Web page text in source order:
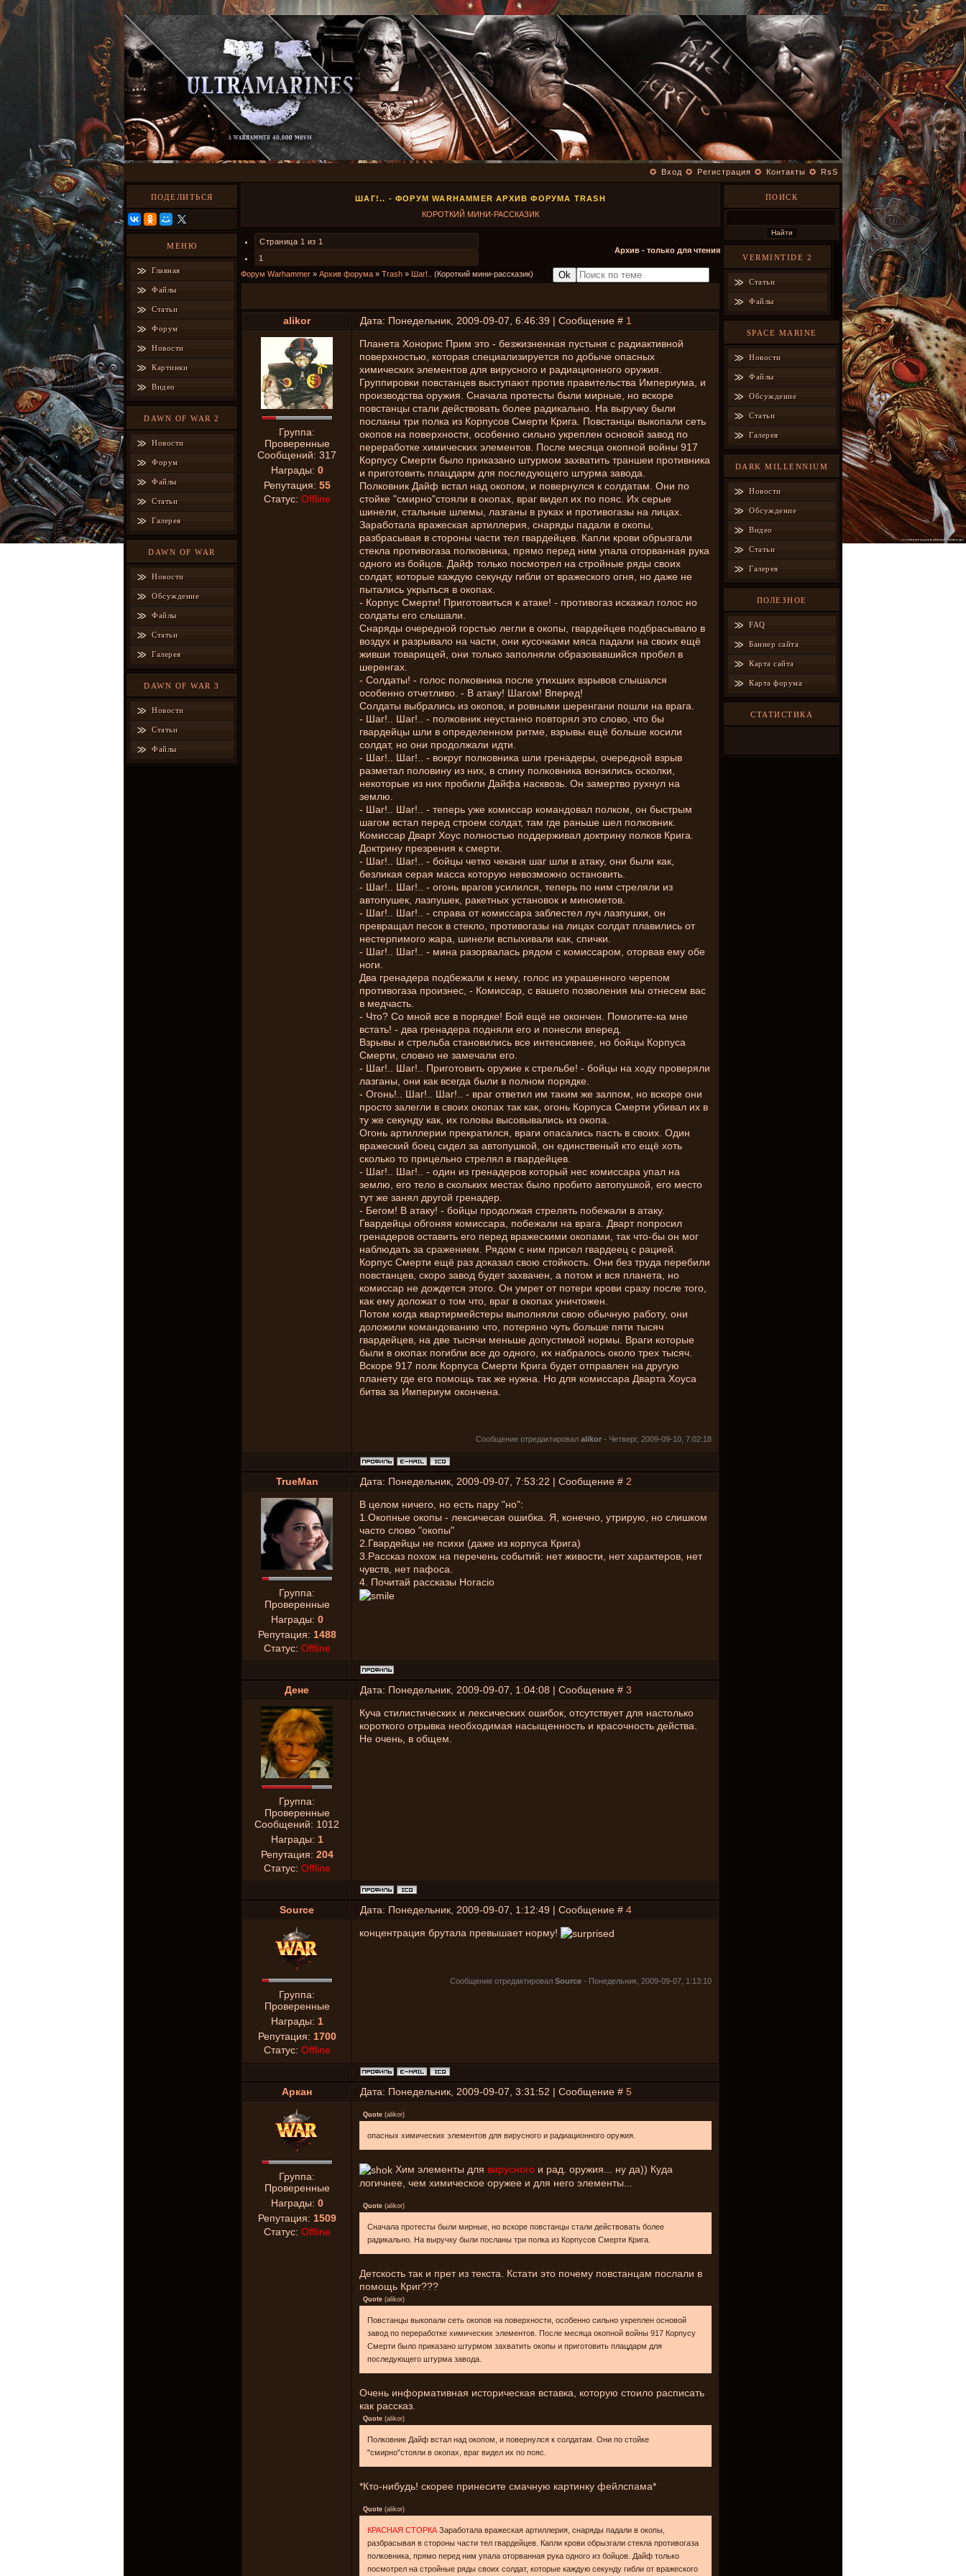
✪ Вход ✪ Регистрация ✪ Контакты ✪ RsS
ПОДЕЛИТЬСЯ
МЕНЮ
Главная
Файлы
Статьи
Форум
Новости
Картинки
Видео
DAWN OF WAR 2
Новости
Форум
Файлы
Статьи
Галерея
DAWN OF WAR
Новости
Обсуждение
Файлы
Статьи
Галерея
DAWN OF WAR 3
Новости
Статьи
Файлы
ШАГ!.. - ФОРУМ WARHAMMER АРХИВ ФОРУМА TRASH
КОРОТКИЙ МИНИ-РАССКАЗИК
Страница 1 из 1
1
Архив - только для чтения
Форум Warhammer » Архив форума » Trash » Шаг!.. (Короткий мини-рассказик)
alikor Дата: Понедельник, 2009-09-07, 6:46:39 | Сообщение # 1
Группа:
Проверенные
Сообщений: 317
Награды: 0
Репутация: 55
Статус: Offline
Планета Хонорис Прим это - безжизненная пустыня с радиактивной
поверхностью, которая специализируется по добыче опасных
химических элементов для вирусного и радиационного оружия.
Группировки повстанцев выступают против правительства Империума, и
производства оружия. Сначала протесты были мирные, но вскоре
повстанцы стали действовать более радикально. На выручку были
посланы три полка из Корпусов Смерти Крига. Повстанцы выкопали сеть
окопов на поверхности, особенно сильно укреплен основой завод по
переработке химических элементов. После месяца окопной войны 917
Корпусу Смерти было приказано штурмом захватить траншеи противника
и приготовить плацдарм для последующего штурма завода.
Полковник Дайф встал над окопом, и повернулся к солдатам. Они по
стойке "смирно"стояли в окопах, враг видел их по пояс. Их серые
шинели, стальные шлемы, лазганы в руках и противогазы на лицах.
Заработала вражеская артиллерия, снаряды падали в окопы,
разбрасывая в стороны части тел гвардейцев. Капли крови обрызгали
стекла противогаза полковника, прямо перед ним упала оторванная рука
одного из бойцов. Дайф только посмотрел на стройные ряды своих
солдат, которые каждую секунду гибли от вражеского огня, но даже не
пытались укрыться в окопах.
- Корпус Смерти! Приготовиться к атаке! - противогаз искажал голос но
солдаты его слышали.
Снаряды очередной горстью легли в окопы, гвардейцев подбрасывало в
воздух и разрывало на части, они кусочками мяса падали на своих ещё
живши товарищей, они только заполняли образовавшийся пробел в
шеренгах.
- Солдаты! - голос полковника после утихших взрывов слышался
особенно отчетливо. - В атаку! Шагом! Вперед!
Солдаты выбрались из окопов, и ровными шеренгани пошли на врага.
- Шаг!.. Шаг!.. - полковник неустанно повторял это слово, что бы
гвардейцы шли в определенном ритме, взрывы ещё больше косили
солдат, но они продолжали идти.
- Шаг!.. Шаг!.. - вокруг полковника шли гренадеры, очередной взрыв
разметал половину из них, в спину полковника вонзились осколки,
некоторые из них пробили Дайфа насквозь. Он замертво рухнул на
землю.
- Шаг!.. Шаг!.. - теперь уже комиссар командовал полком, он быстрым
шагом встал перед строем солдат, там где раньше шел полковник.
Комиссар Дварт Хоус полностью поддерживал доктрину полков Крига.
Доктрину презрения к смерти.
- Шаг!.. Шаг!.. - бойцы четко чеканя шаг шли в атаку, они были как,
безликая серая масса которую невозможно остановить.
- Шаг!.. Шаг!.. - огонь врагов усилился, теперь по ним стреляли из
автопушек, лазпушек, ракетных установок и минометов.
- Шаг!.. Шаг!.. - справа от комиссара заблестел луч лазпушки, он
превращал песок в стекло, противогазы на лицах солдат плавились от
нестерпимого жара, шинели вспыхивали как, спички.
- Шаг!.. Шаг!.. - мина разорвалась рядом с комиссаром, оторвав ему обе
ноги.
Два гренадера подбежали к нему, голос из украшенного черепом
противогаза произнес, - Комиссар, с вашего позволения мы отнесем вас
в медчасть.
- Что? Со мной все в порядке! Бой ещё не окончен. Помогите-ка мне
встать! - два гренадера подняли его и понесли вперед.
Взрывы и стрельба становились все интенсивнее, но бойцы Корпуса
Смерти, словно не замечали его.
- Шаг!.. Шаг!.. Приготовить оружие к стрельбе! - бойцы на ходу проверяли
лазганы, они как всегда были в полном порядке.
- Огонь!.. Шаг!.. Шаг!.. - враг ответил им таким же залпом, но вскоре они
просто залегли в своих окопах так как, огонь Корпуса Смерти убивал их в
ту же секунду как, их головы высовывались из окопа.
Огонь артиллерии прекратился, враги опасались пасть в своих. Один
вражеский боец сидел за автопушкой, он единственый кто ещё хоть
сколько то прицельно стрелял в гвардейцев.
- Шаг!.. Шаг!.. - один из гренадеров который нес комиссара упал на
землю, его тело в скольких местах было пробито автопушкой, его место
тут же занял другой гренадер.
- Бегом! В атаку! - бойцы продолжая стрелять побежали в атаку.
Гвардейцы обгоняя комиссара, побежали на врага. Дварт попросил
гренадеров оставить его перед вражескими окопами, так что-бы он мог
наблюдать за сражением. Рядом с ним присел гвардеец с рацией.
Корпус Смерти ещё раз доказал свою стойкость. Они без труда перебили
повстанцев, скоро завод будет захвачен, а потом и вся планета, но
комиссар не дождется этого. Он умрет от потери крови сразу после того,
как ему доложат о том что, враг в окопах уничтожен.
Потом когда квартирмейстеры выполняли свою обычную работу, они
доложили командованию что, потеряно чуть больше пяти тысяч
гвардейцев, на две тысячи меньше допустимой нормы. Враги которые
были в окопах погибли все до одного, их набралось около трех тысяч.
Вскоре 917 полк Корпуса Смерти Крига будет отправлен на другую
планету где его помощь так же нужна. Но для комиссара Дварта Хоуса
битва за Империум окончена.
Сообщение отредактировал alikor - Четверг, 2009-09-10, 7:02:18
TrueMan Дата: Понедельник, 2009-09-07, 7:53:22 | Сообщение # 2
Группа:
Проверенные
Награды: 0
Репутация: 1488
Статус: Offline
В целом ничего, но есть пару "но":
1.Окопные окопы - лексичесая ошибка. Я, конечно, утрирую, но слишком
часто слово "окопы"
2.Гвардейцы не психи (даже из корпуса Крига)
3.Рассказ похож на перечень событий: нет живости, нет характеров, нет
чувств, нет пафоса.
4. Почитай рассказы Horacio
Дене Дата: Понедельник, 2009-09-07, 1:04:08 | Сообщение # 3
Группа:
Проверенные
Сообщений: 1012
Награды: 1
Репутация: 204
Статус: Offline
Куча стилистических и лексических ошибок, отсутствует для настолько
короткого отрывка необходимая насыщенность и красочность действа.
Не очень, в общем.
Source Дата: Понедельник, 2009-09-07, 1:12:49 | Сообщение # 4
Группа:
Проверенные
Награды: 1
Репутация: 1700
Статус: Offline
концентрация брутала превышает норму!
Сообщение отредактировал Source - Понедельник, 2009-09-07, 1:13:10
Аркан Дата: Понедельник, 2009-09-07, 3:31:52 | Сообщение # 5
Группа:
Проверенные
Награды: 0
Репутация: 1509
Статус: Offline
Quote (alikor)
опасных химических элементов для вирусного и радиационного оружия.
Хим элементы для вирусного и рад. оружия... ну да)) Куда
логичнее, чем химическое оружее и для него элементы...
Quote (alikor)
Сначала протесты были мирные, но вскоре повстанцы стали действовать более
радикально. На выручку были посланы три полка из Корпусов Смерти Крига.
Детскость так и прет из текста. Кстати это почему повстанцам послали в
помощь Криг???
Quote (alikor)
Повстанцы выкопали сеть окопов на поверхности, особенно сильно укреплен основой
завод по переработке химических элементов. После месяца окопной войны 917 Корпусу
Смерти было приказано штурмом захватить окопы и приготовить плацдарм для
последующего штурма завода.
Очень информативная историческая вставка, которую стоило расписать
как рассказ.
Quote (alikor)
Полковник Дайф встал над окопом, и повернулся к солдатам. Они по стойке
"смирно"стояли в окопах, враг видел их по пояс.
*Кто-нибудь! скорее принесите смачную картинку фейлспама*
Quote (alikor)
КРАСНАЯ СТОРКА Заработала вражеская артиллерия, снаряды падали в окопы,
разбрасывая в стороны части тел гвардейцев. Капли крови обрызгали стекла противогаза
полковника, прямо перед ним упала оторванная рука одного из бойцов. Дайф только
посмотрел на стройные ряды своих солдат, которые каждую секунду гибли от вражеского
ПОИСК
VERMINTIDE 2
Статьи
Файлы
SPACE MARINE
Новости
Файлы
Обсуждение
Статьи
Галерея
DARK MILLENNIUM
Новости
Обсуждение
Видео
Статьи
Галерея
ПОЛЕЗНОЕ
FAQ
Баннер сайта
Карта сайта
Карта форума
СТАТИСТИКА